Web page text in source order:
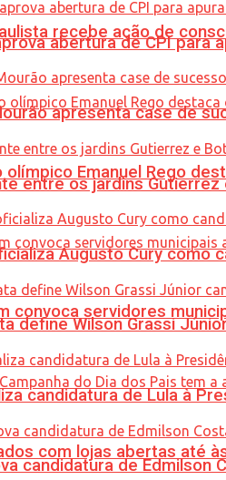
recebe ação de
olímpico Emanuel Rego
convoca servidores
com lojas abertas até
abertura de CPI para
apresenta case de
entre os jardins
Augusto Cury como
define Wilson Grassi
candidatura de Lula à
candidatura de Edmilson